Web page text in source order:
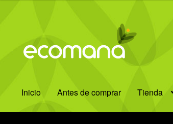
la
contenido
Inicio Antes de comprar Tienda